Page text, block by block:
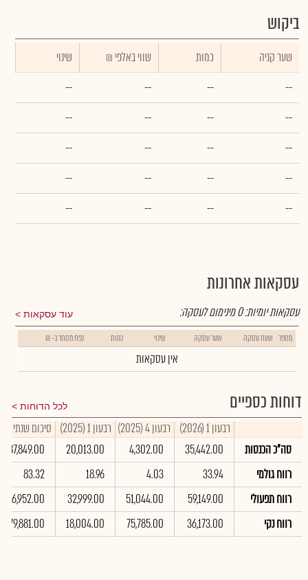
ביקוש
שער קניה כמות ₪ שווי באלפי
שינוי
--
--
--
--
--
--
--
--
--
--
--
--
--
--
--
--
--
--
--
--
עסקאות אחרונות
עוד עסקאות עסקאות יומיות:0מינימום לעסקה:
מספר שעת עסקה שער עסקה שינוי כמות נפח מסחר ב- ₪
אין עסקאות
דוחות כספיים לכל הדוחות
רבעון 1 (2026) רבעון 4 (2025) רבעון 1 (2025)
סיכום שנתי 2025
סה"כ הכנסות
35,442.00
4,302.00
20,013.00
87,849.00
רווח גולמי
33.94
4.03
18.96
83.32
רווח תפעולי
59,149.00
51,044.00
32,999.00
256,952.00
רווח נקי
36,173.00
75,785.00
18,004.00
179,881.00